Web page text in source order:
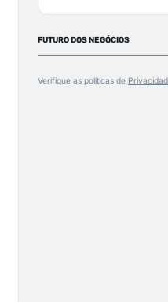
FUTURO DOS NEGÓCIOS
Verifique as políticas de